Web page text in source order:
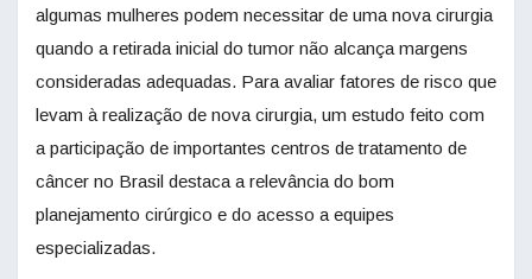
algumas mulheres podem necessitar de uma nova cirurgia
quando a retirada inicial do tumor não alcança margens
consideradas adequadas. Para avaliar fatores de risco que
levam à realização de nova cirurgia, um estudo feito com
a participação de importantes centros de tratamento de
câncer no Brasil destaca a relevância do bom
planejamento cirúrgico e do acesso a equipes
especializadas.